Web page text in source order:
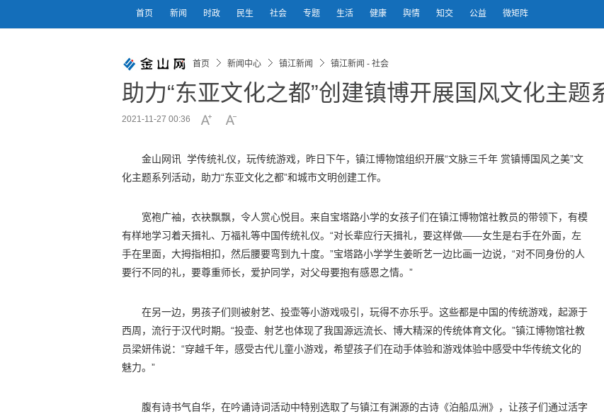
首页 新闻 时政 民生 社会 专题 生活 健康 舆情 知交 公益 微矩阵
首页 新闻中心 镇江新闻 镇江新闻 - 社会
助力“东亚文化之都”创建镇博开展国风文化主题
2021-11-27 00:36
金山网讯 学传统礼仪，玩传统游戏，昨日下午，镇江博物馆组织开展“文脉三千年 赏镇博国风之美”文
化主题系列活动，助力“东亚文化之都”和城市文明创建工作。
宽袍广袖，衣袂飘飘，令人赏心悦目。来自宝塔路小学的女孩子们在镇江博物馆社教员的带领下，有模
有样地学习着天揖礼、万福礼等中国传统礼仪。“对长辈应行天揖礼，要这样做——女生是右手在外面，左
手在里面，大拇指相扣，然后腰要弯到九十度。”宝塔路小学学生姜昕艺一边比画一边说，“对不同身份的人
要行不同的礼，要尊重师长，爱护同学，对父母要抱有感恩之情。”
在另一边，男孩子们则被射艺、投壶等小游戏吸引，玩得不亦乐乎。这些都是中国的传统游戏，起源于
西周，流行于汉代时期。“投壶、射艺也体现了我国源远流长、博大精深的传统体育文化。”镇江博物馆社教
员梁妍伟说：“穿越千年，感受古代儿童小游戏，希望孩子们在动手体验和游戏体验中感受中华传统文化的
魅力。”
腹有诗书气自华，在吟诵诗词活动中特别选取了与镇江有渊源的古诗《泊船瓜洲》，让孩子们通过活字